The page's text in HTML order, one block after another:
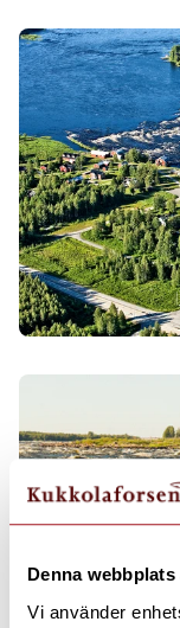
Denna
Vi använder